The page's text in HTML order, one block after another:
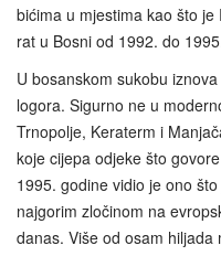
bićima u mjestima kao što
rat u Bosni od 1992. do
U bosanskom sukobu
logora. Sigurno ne u
Trnopolje, Keraterm i
koje cijepa odjeke što
1995. godine vidio je ono
najgorim zločinom na
danas. Više od osam